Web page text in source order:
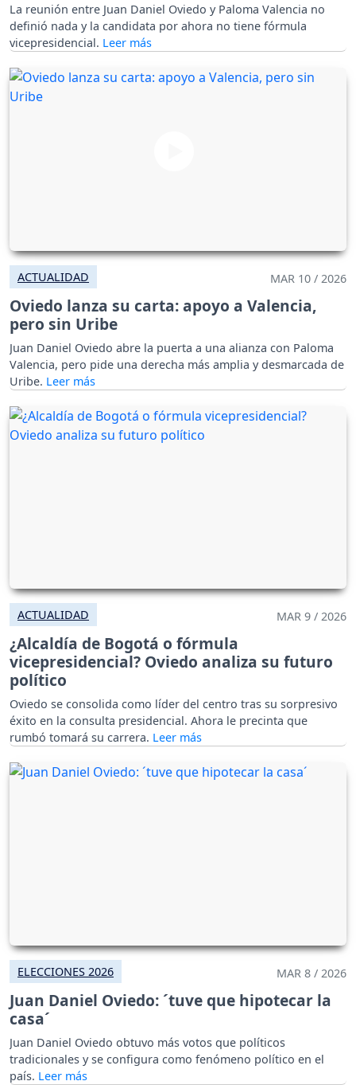
La reunión entre Juan Daniel Oviedo y Paloma Valencia no
definió nada y la candidata por ahora no tiene fórmula
vicepresidencial.
ACTUALIDAD MAR 10 / 2026
Oviedo lanza su carta: apoyo a Valencia,
pero sin Uribe
Juan Daniel Oviedo abre la puerta a una alianza con Paloma
Valencia, pero pide una derecha más amplia y desmarcada de
Uribe.
ACTUALIDAD MAR 9 / 2026
¿Alcaldía de Bogotá o fórmula
vicepresidencial? Oviedo analiza su futuro
político
Oviedo se consolida como líder del centro tras su sorpresivo
éxito en la consulta presidencial. Ahora le precinta que
rumbó tomará su carrera.
ELECCIONES 2026 MAR 8 / 2026
Juan Daniel Oviedo: ´tuve que hipotecar la
casa´
Juan Daniel Oviedo obtuvo más votos que políticos
tradicionales y se configura como fenómeno político en el
país.